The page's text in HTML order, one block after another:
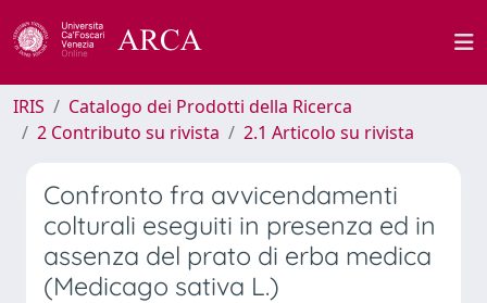
IRIS
Catalogo dei Prodotti della Ricerca
2 Contributo su rivista
2.1 Articolo su rivista
Confronto fra avvicendamenti
colturali eseguiti in presenza ed in
assenza del prato di erba medica
(Medicago sativa L.)